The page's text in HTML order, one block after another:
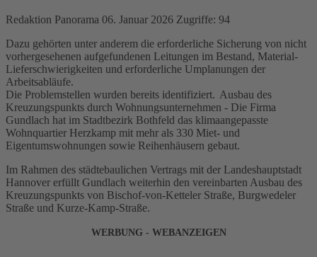
Redaktion Panorama 06. Januar 2026 Zugriffe: 94
Dazu gehörten unter anderem die erforderliche Sicherung von nicht
vorhergesehenen aufgefundenen Leitungen im Bestand, Material-
Lieferschwierigkeiten und erforderliche Umplanungen der
Arbeitsabläufe.
Die Problemstellen wurden bereits identifiziert. Ausbau des
Kreuzungspunkts durch Wohnungsunternehmen - Die Firma
Gundlach hat im Stadtbezirk Bothfeld das klimaangepasste
Wohnquartier Herzkamp mit mehr als 330 Miet- und
Eigentumswohnungen sowie Reihenhäusern gebaut.
Im Rahmen des städtebaulichen Vertrags mit der Landeshauptstadt
Hannover erfüllt Gundlach weiterhin den vereinbarten Ausbau des
Kreuzungspunkts von Bischof-von-Ketteler Straße, Burgwedeler
Straße und Kurze-Kamp-Straße.
WERBUNG - WEBANZEIGEN